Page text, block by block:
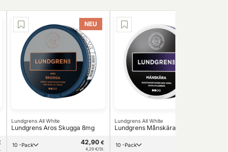
NEU
Lundgrens All White
Lundgrens Aros Skugga 8mg
10 -Pack 42,90 €
4,29 €/St.
Lundgrens All White
Lundgrens Månskära 8mg
10 -Pack